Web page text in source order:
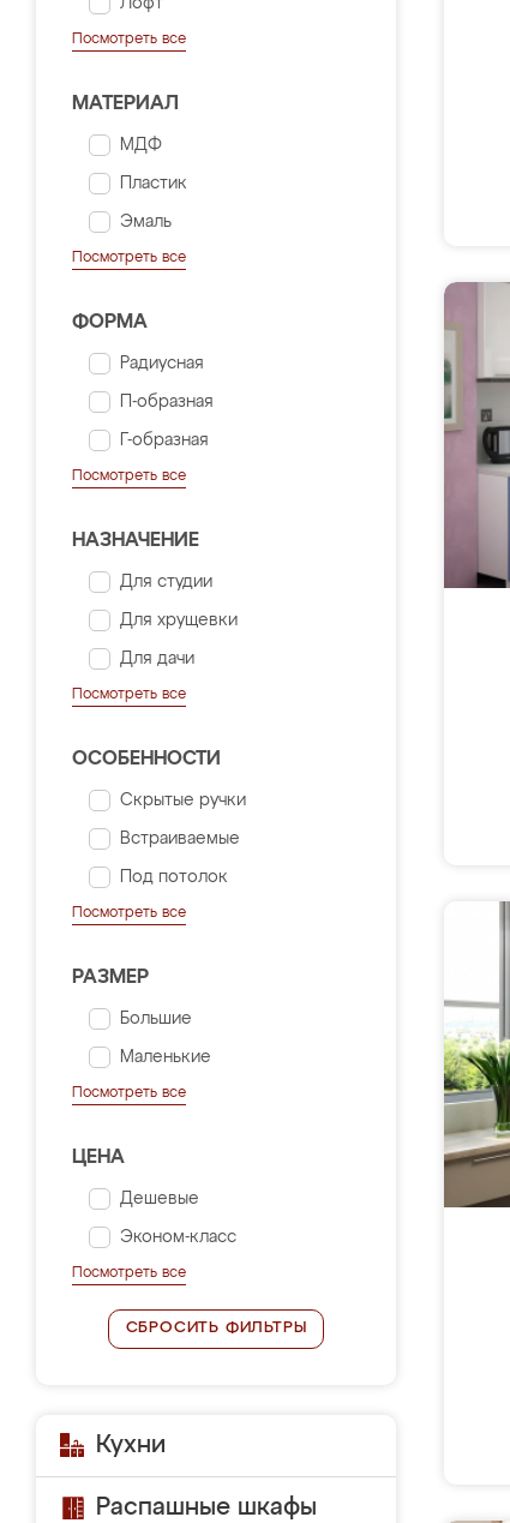
Лофт
Посмотреть все
МАТЕРИАЛ
МДФ
Пластик
Эмаль
Посмотреть все
ФОРМА
Радиусная
П-образная
Г-образная
Посмотреть все
НАЗНАЧЕНИЕ
Для студии
Для хрущевки
Для дачи
Посмотреть все
ОСОБЕННОСТИ
Скрытые ручки
Встраиваемые
Под потолок
Посмотреть все
РАЗМЕР
Большие
Маленькие
Посмотреть все
ЦЕНА
Дешевые
Эконом-класс
Посмотреть все
СБРОСИТЬ ФИЛЬТРЫ
Кухни
Распашные шкафы